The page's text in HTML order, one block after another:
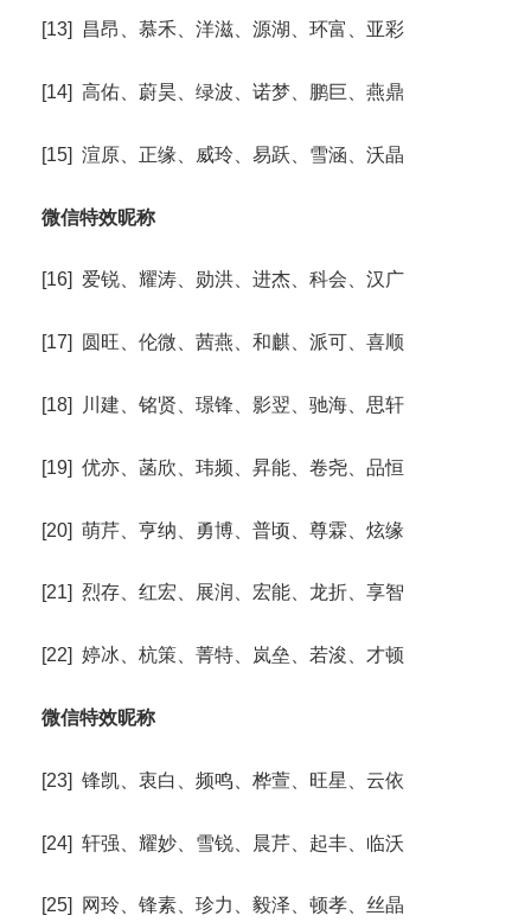
[13] 昌昂、慕禾、洋滋、源湖、环富、亚彩
[14] 高佑、蔚昊、绿波、诺梦、鹏巨、燕鼎
[15] 渲原、正缘、威玲、易跃、雪涵、沃晶
微信特效昵称
[16] 爱锐、耀涛、勋洪、进杰、科会、汉广
[17] 圆旺、伦微、茜燕、和麒、派可、喜顺
[18] 川建、铭贤、璟锋、影翌、驰海、思轩
[19] 优亦、菡欣、玮频、昇能、卷尧、品恒
[20] 萌芹、亨纳、勇博、普顷、尊霖、炫缘
[21] 烈存、红宏、展润、宏能、龙折、享智
[22] 婷冰、杭策、菁特、岚垒、若浚、才顿
微信特效昵称
[23] 锋凯、衷白、频鸣、桦萱、旺星、云依
[24] 轩强、耀妙、雪锐、晨芹、起丰、临沃
[25] 网玲、锋素、珍力、毅泽、顿孝、丝晶